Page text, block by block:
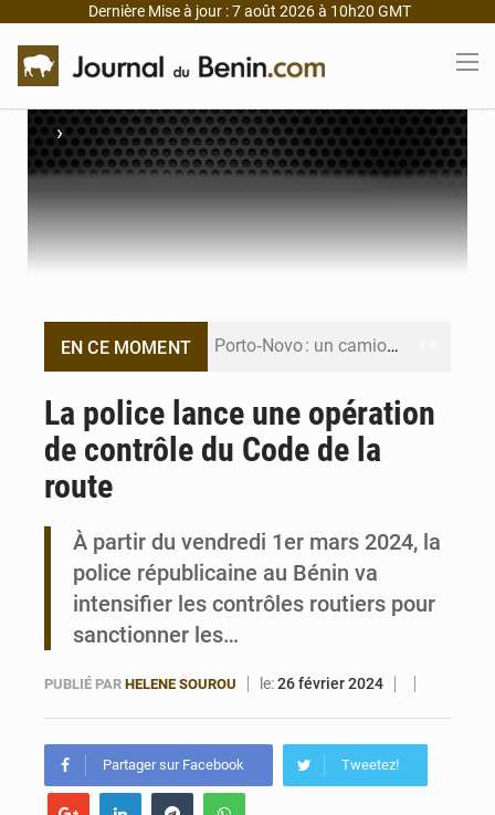
Dernière Mise à jour : 7 août 2026 à 10h20 GMT
›
EN CE MOMENT Porto‑Novo : un camion de produits pétroliers embrase Avakpa
Patrice Talon prend la tête du premier bureau du Sénat du Bénin
Bénin : Le CEG La Verdure de Ouèdo fait sa mue pour la rentrée
La police lance une opération
de contrôle du Code de la
route
À partir du vendredi 1er mars 2024, la
police républicaine au Bénin va
intensifier les contrôles routiers pour
sanctionner les…
PUBLIÉ PAR HELENE SOUROU le:26 février 2024
Partager sur Facebook Tweetez!